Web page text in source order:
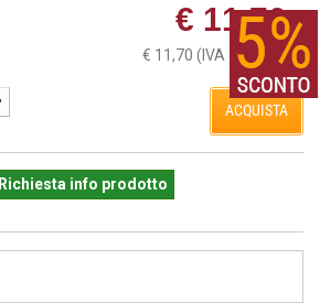
€ 11,70
€ 11,70 (IVA esclusa)
ACQUISTA
Richiesta info prodotto